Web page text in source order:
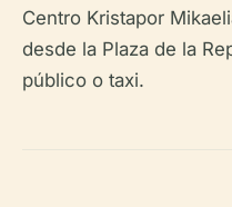
Centro Kristapor
desde la Plaza de la
público o taxi.